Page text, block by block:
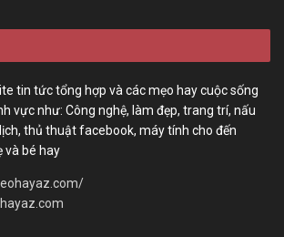
tin tức tổng hợp và các mẹo hay cuộc sống
vực như: Công nghệ, làm đẹp, trang trí, nấu
thủ thuật facebook, máy tính cho đến
và bé hay